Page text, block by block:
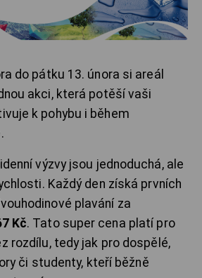
do pátku 13. února si areál
akci, která potěší vaši
k pohybu i během
výzvy jsou jednoduchá, ale
Každý den získá prvních
plavání za
Kč. Tato super cena platí pro
rozdílu, tedy jak pro dospělé,
či studenty, kteří běžně